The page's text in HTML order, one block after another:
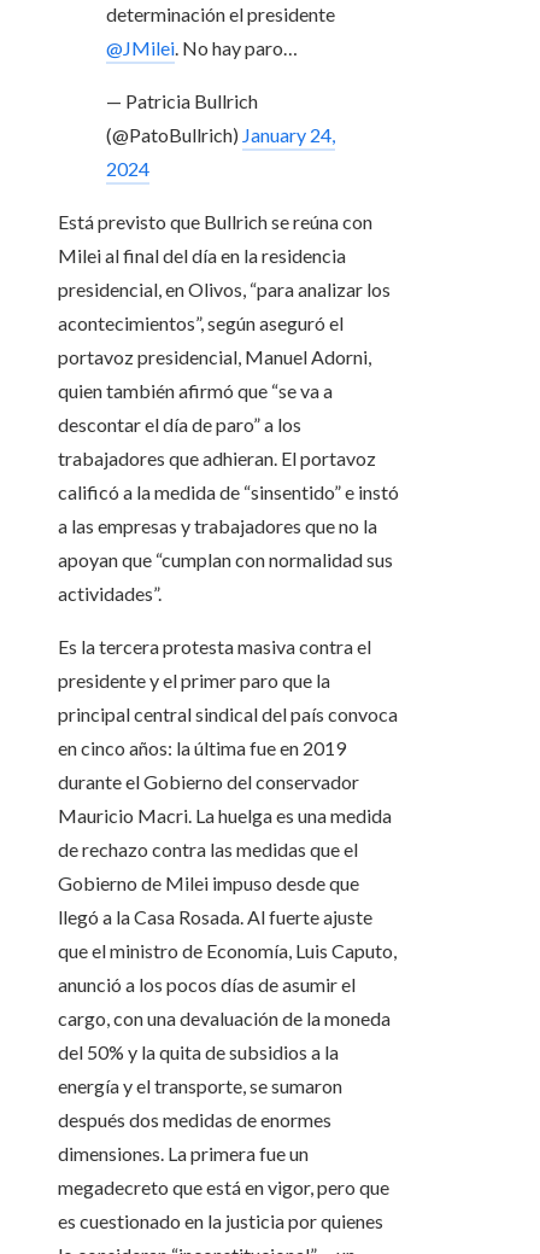
determinación el presidente
@JMilei . No hay paro…
— Patricia Bullrich
(@PatoBullrich) January 24,
2024
Está previsto que Bullrich se reúna con
Milei al final del día en la residencia
presidencial, en Olivos, “para analizar los
acontecimientos”, según aseguró el
portavoz presidencial, Manuel Adorni,
quien también afirmó que “se va a
descontar el día de paro” a los
trabajadores que adhieran. El portavoz
calificó a la medida de “sinsentido” e instó
a las empresas y trabajadores que no la
apoyan que “cumplan con normalidad sus
actividades”.
Es la tercera protesta masiva contra el
presidente y el primer paro que la
principal central sindical del país convoca
en cinco años: la última fue en 2019
durante el Gobierno del conservador
Mauricio Macri. La huelga es una medida
de rechazo contra las medidas que el
Gobierno de Milei impuso desde que
llegó a la Casa Rosada. Al fuerte ajuste
que el ministro de Economía, Luis Caputo,
anunció a los pocos días de asumir el
cargo, con una devaluación de la moneda
del 50% y la quita de subsidios a la
energía y el transporte, se sumaron
después dos medidas de enormes
dimensiones. La primera fue un
megadecreto que está en vigor, pero que
es cuestionado en la justicia por quienes